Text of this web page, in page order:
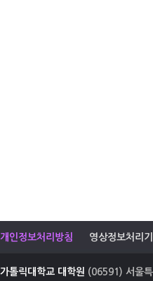
개인정보처리방침 영상정보처리
가톨릭대학교 대학원 (06591) 서울